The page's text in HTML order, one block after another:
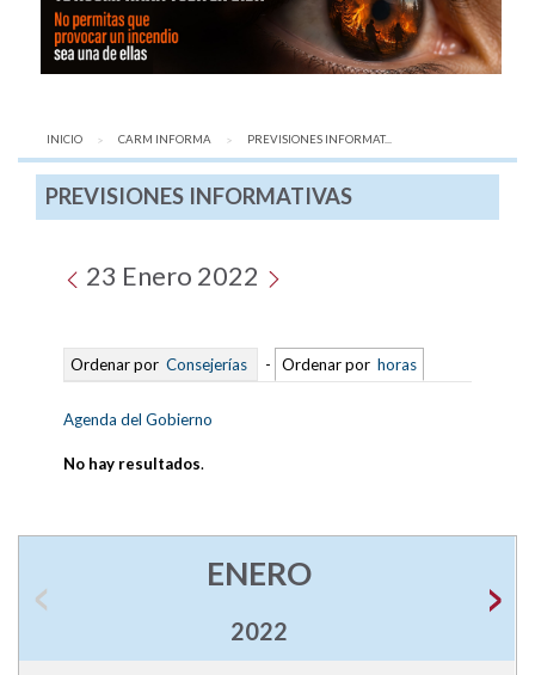
INICIO CARM INFORMA AQUÍ:
PREVISIONES INFORMAT...
PREVISIONES INFORMATIVAS
23 Enero 2022
Ordenar por Consejerías - Ordenar por horas
Agenda del Gobierno
No hay resultados.
ENERO
2022